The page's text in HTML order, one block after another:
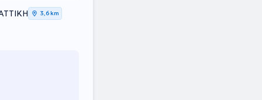
3,6 km